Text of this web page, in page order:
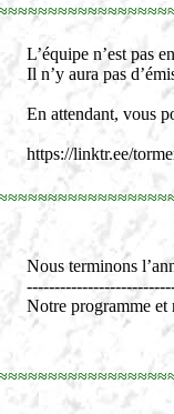
L’équipe n’est pas
Il n’y aura pas
En attendant, vous
https://linktr.ee/
Nous terminons
Notre programme et